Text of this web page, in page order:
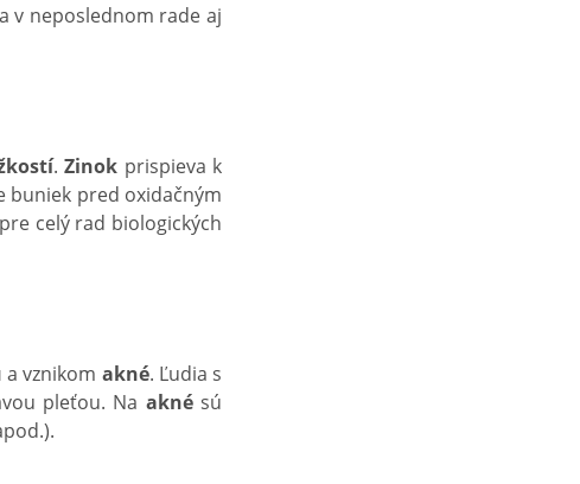
v neposlednom rade aj
. Zinok prispieva k
buniek pred oxidačným
celý rad biologických
a vznikom akné. Ľudia s
pleťou. Na aknésú